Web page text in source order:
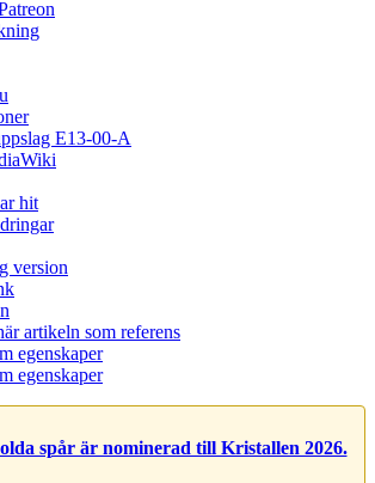
E13-00-A
hit
version
artikeln som referens
egenskaper
egenskaper
spår är nominerad till Kristallen 2026.